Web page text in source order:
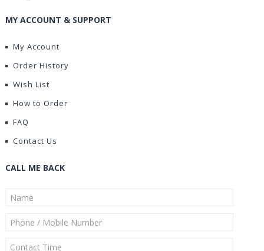
MY ACCOUNT & SUPPORT
My Account
Order History
Wish List
How to Order
FAQ
Contact Us
CALL ME BACK